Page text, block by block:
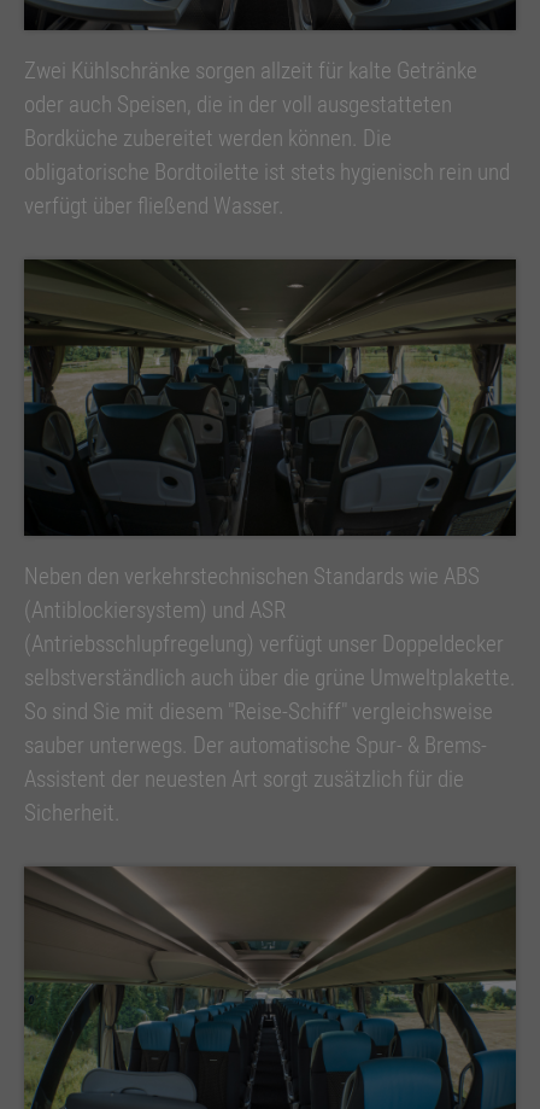
Zwei Kühlschränke sorgen allzeit für kalte Getränke
oder auch Speisen, die in der voll ausgestatteten
Bordküche zubereitet werden können. Die
obligatorische Bordtoilette ist stets hygienisch rein und
verfügt über fließend Wasser.
Neben den verkehrstechnischen Standards wie ABS
(Antiblockiersystem) und ASR
(Antriebsschlupfregelung) verfügt unser Doppeldecker
selbstverständlich auch über die grüne Umweltplakette.
So sind Sie mit diesem "Reise-Schiff" vergleichsweise
sauber unterwegs. Der automatische Spur- & Brems-
Assistent der neuesten Art sorgt zusätzlich für die
Sicherheit.